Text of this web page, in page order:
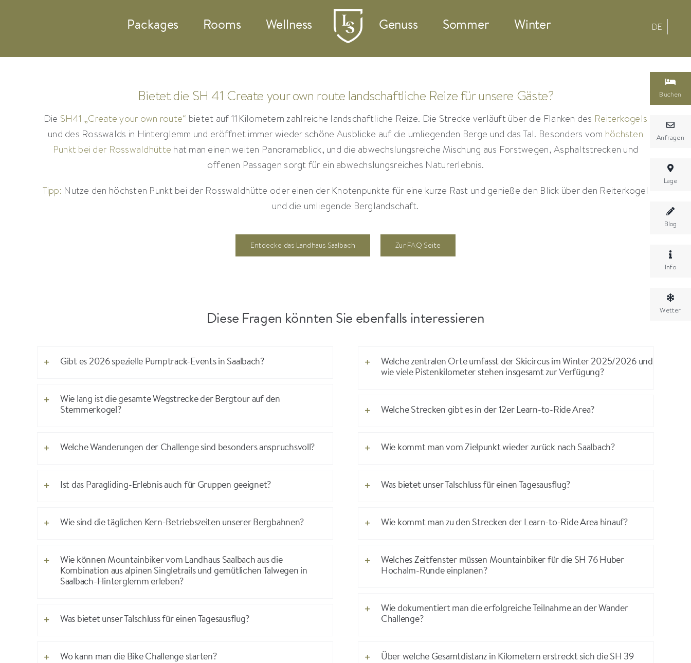
Packages Rooms Wellness Genuss Sommer Winter DE
Bietet die SH 41 Create your own route landschaftliche Reize für unsere Gäste?
Die SH41 „Create your own route“ bietet auf 11 Kilometern zahlreiche landschaftliche Reize. Die Strecke verläuft über die Flanken des Reiterkogels
und des Rosswalds in Hinterglemm und eröffnet immer wieder schöne Ausblicke auf die umliegenden Berge und das Tal. Besonders vom höchsten
Punkt bei der Rosswaldhütte hat man einen weiten Panoramablick, und die abwechslungsreiche Mischung aus Forstwegen, Asphaltstrecken und
offenen Passagen sorgt für ein abwechslungsreiches Naturerlebnis.
Tipp: Nutze den höchsten Punkt bei der Rosswaldhütte oder einen der Knotenpunkte für eine kurze Rast und genieße den Blick über den Reiterkogel
und die umliegende Berglandschaft.
Entdecke das Landhaus Saalbach Zur FAQ Seite
Diese Fragen könnten Sie ebenfalls interessieren
Gibt es 2026 spezielle Pumptrack-Events in Saalbach?
Wie lang ist die gesamte Wegstrecke der Bergtour auf den
Stemmerkogel?
Welche Wanderungen der Challenge sind besonders anspruchsvoll?
Ist das Paragliding-Erlebnis auch für Gruppen geeignet?
Wie sind die täglichen Kern-Betriebszeiten unserer Bergbahnen?
Wie können Mountainbiker vom Landhaus Saalbach aus die
Kombination aus alpinen Singletrails und gemütlichen Talwegen in
Saalbach-Hinterglemm erleben?
Was bietet unser Talschluss für einen Tagesausflug?
Wo kann man die Bike Challenge starten?
Welche zentralen Orte umfasst der Skicircus im Winter 2025/2026 und
wie viele Pistenkilometer stehen insgesamt zur Verfügung?
Welche Strecken gibt es in der 12er Learn-to-Ride Area?
Wie kommt man vom Zielpunkt wieder zurück nach Saalbach?
Was bietet unser Talschluss für einen Tagesausflug?
Wie kommt man zu den Strecken der Learn-to-Ride Area hinauf?
Welches Zeitfenster müssen Mountainbiker für die SH 76 Huber
Hochalm-Runde einplanen?
Wie dokumentiert man die erfolgreiche Teilnahme an der Wander
Challenge?
Über welche Gesamtdistanz in Kilometern erstreckt sich die SH 39
Buchen
Anfragen
Lage
Blog
Info
Wetter